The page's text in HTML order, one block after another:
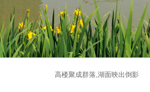
高楼聚成群落,湖面映出倒影